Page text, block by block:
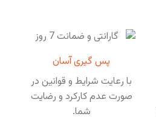
پس گیری آسان
با رعایت شرایط و قوانین در
صورت عدم کارکرد و رضایت
شما.